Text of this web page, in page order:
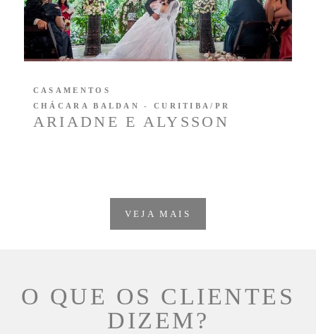
ARIADNE E ALYSSON
CASAMENTOS
CHÁCARA BALDAN - CURITIBA/PR
VEJA MAIS
O QUE OS CLIENTES
DIZEM?